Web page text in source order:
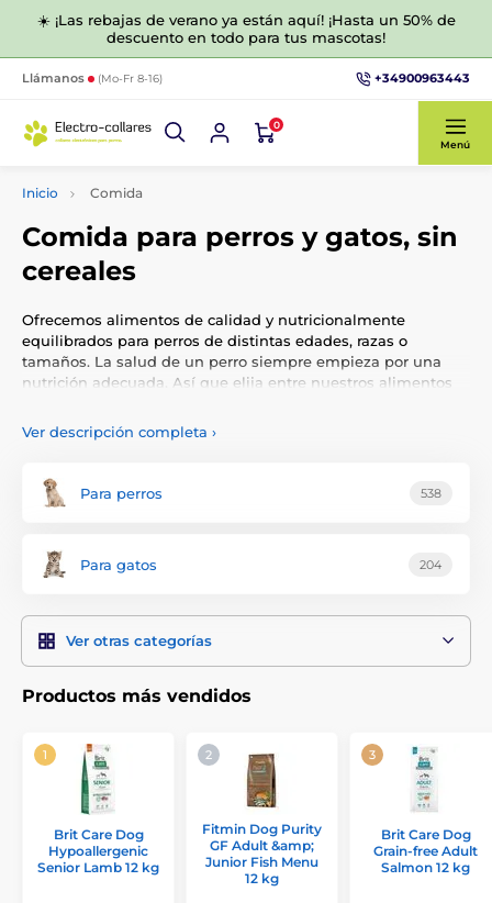
☀️ ¡Las rebajas de verano ya están aquí! ¡Hasta un 50% de
descuento en todo para tus mascotas!
Llámanos (Mo-Fr 8-16) +34900963443
0
Menú
Inicio Comida
Comida para perros y gatos, sin
cereales
Ofrecemos alimentos de calidad y nutricionalmente
equilibrados para perros de distintas edades, razas o
tamaños. La salud de un perro siempre empieza por una
nutrición adecuada. Así que elija entre nuestros alimentos
Ver descripción completa ›
Para perros 538
Para gatos 204
Ver otras categorías
Productos más vendidos
Brit Care Dog
Hypoallergenic
Senior Lamb 12 kg
Fitmin Dog Purity
GF Adult &amp;
Junior Fish Menu
12 kg
Brit Care Dog
Grain-free Adult
Salmon 12 kg